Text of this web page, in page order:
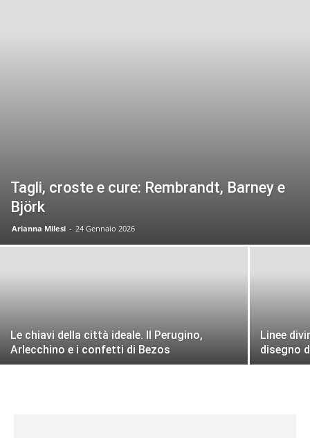
Tagli, croste e cure: Rembrandt, Barney e
Björk
Arianna Milesi - 24 Gennaio 2026
Le chiavi della città ideale. Il Perugino,
Arlecchino e i confetti di Bezos
Linee
disegno